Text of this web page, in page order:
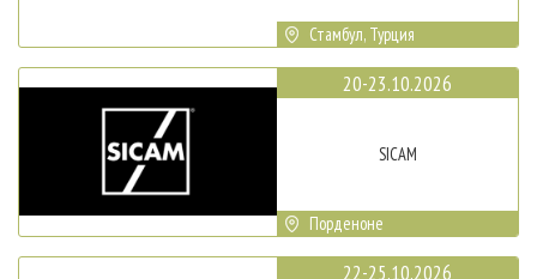
Стамбул, Турция
20-23.10.2026
SICAM
Порденоне
22-25.10.2026